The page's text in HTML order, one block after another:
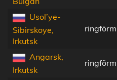
Usol’ye-
Sibirskoye,
Irkutsk
Angarsk,
Irkutsk